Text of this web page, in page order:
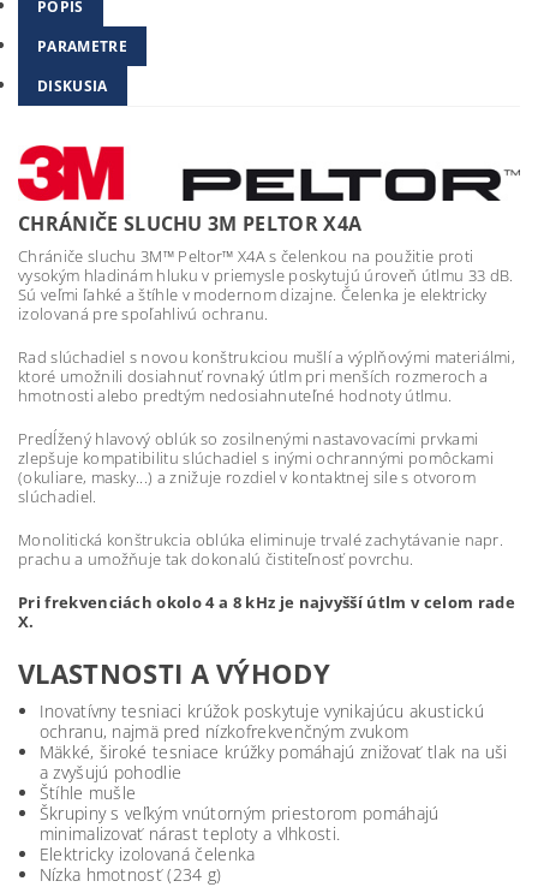
POPIS
PARAMETRE
DISKUSIA
CHRÁNIČE SLUCHU 3M PELTOR X4A
Chrániče sluchu 3M™ Peltor™ X4A s čelenkou na použitie proti
vysokým hladinám hluku v priemysle poskytujú úroveň útlmu 33 dB.
Sú veľmi ľahké a štíhle v modernom dizajne. Čelenka je elektricky
izolovaná pre spoľahlivú ochranu.
Rad slúchadiel s novou konštrukciou mušlí a výplňovými materiálmi,
ktoré umožnili dosiahnuť rovnaký útlm pri menších rozmeroch a
hmotnosti alebo predtým nedosiahnuteľné hodnoty útlmu.
Predĺžený hlavový oblúk so zosilnenými nastavovacími prvkami
zlepšuje kompatibilitu slúchadiel s inými ochrannými pomôckami
(okuliare, masky...) a znižuje rozdiel v kontaktnej sile s otvorom
slúchadiel.
Monolitická konštrukcia oblúka eliminuje trvalé zachytávanie napr.
prachu a umožňuje tak dokonalú čistiteľnosť povrchu.
Pri frekvenciách okolo 4 a 8 kHz je najvyšší útlm v celom rade
X.
VLASTNOSTI A VÝHODY
Inovatívny tesniaci krúžok poskytuje vynikajúcu akustickú
ochranu, najmä pred nízkofrekvenčným zvukom
Mäkké, široké tesniace krúžky pomáhajú znižovať tlak na uši
a zvyšujú pohodlie
Štíhle mušle
Škrupiny s veľkým vnútorným priestorom pomáhajú
minimalizovať nárast teploty a vlhkosti.
Elektricky izolovaná čelenka
Nízka hmotnosť (234 g)